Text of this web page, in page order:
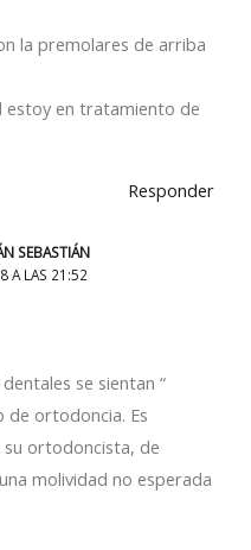
la premolares de arriba
estoy en tratamiento de
Responder
SEBASTIÁN
A LAS 21:52
se sientan “
ortodoncia. Es
ortodoncista, de
molividad no esperada